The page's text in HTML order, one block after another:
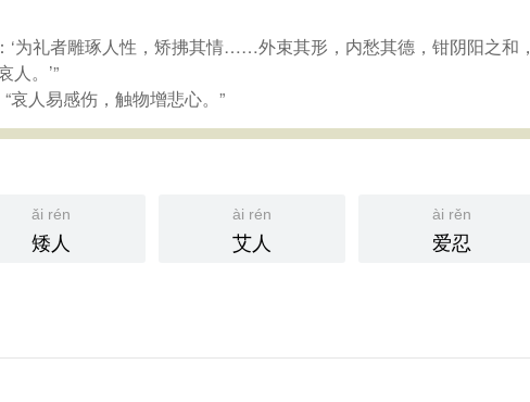
‘为礼者雕琢人性，矫拂其情……外束其形，内愁其德，钳阴阳之和，
人。’”
哀人易感伤，触物增悲心。”
ǎi rén
矮人
ài rén
艾人
ài rěn
爱忍